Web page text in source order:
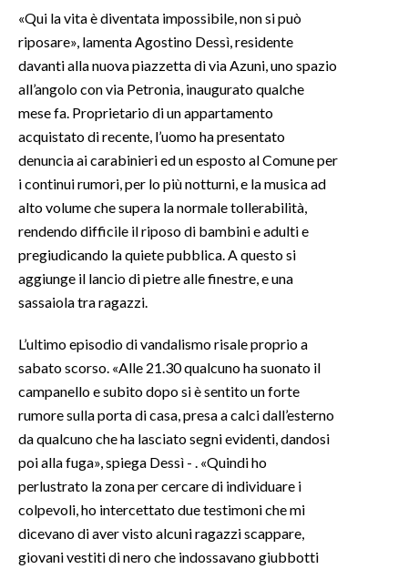
#CARAUNIONE
3 MINUTI CON
INSULARITÀ
INFO AZIENDE
ABBONATI
ANNUNCI
PUBBLICITÀ
STORE
«Qui la vita è diventata impossibile, non si può
riposare», lamenta Agostino Dessì, residente
davanti alla nuova piazzetta di via Azuni, uno spazio
all’angolo con via Petronia, inaugurato qualche
mese fa. Proprietario di un appartamento
acquistato di recente, l’uomo ha presentato
denuncia ai carabinieri ed un esposto al Comune per
i continui rumori, per lo più notturni, e la musica ad
alto volume che supera la normale tollerabilità,
rendendo difficile il riposo di bambini e adulti e
pregiudicando la quiete pubblica. A questo si
aggiunge il lancio di pietre alle finestre, e una
sassaiola tra ragazzi.
L’ultimo episodio di vandalismo risale proprio a
sabato scorso. «Alle 21.30 qualcuno ha suonato il
campanello e subito dopo si è sentito un forte
rumore sulla porta di casa, presa a calci dall’esterno
da qualcuno che ha lasciato segni evidenti, dandosi
poi alla fuga», spiega Dessì - . «Quindi ho
perlustrato la zona per cercare di individuare i
colpevoli, ho intercettato due testimoni che mi
dicevano di aver visto alcuni ragazzi scappare,
giovani vestiti di nero che indossavano giubbotti